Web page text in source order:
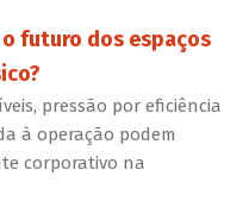
futuro dos espaços
pressão por eficiência
à operação podem
corporativo na